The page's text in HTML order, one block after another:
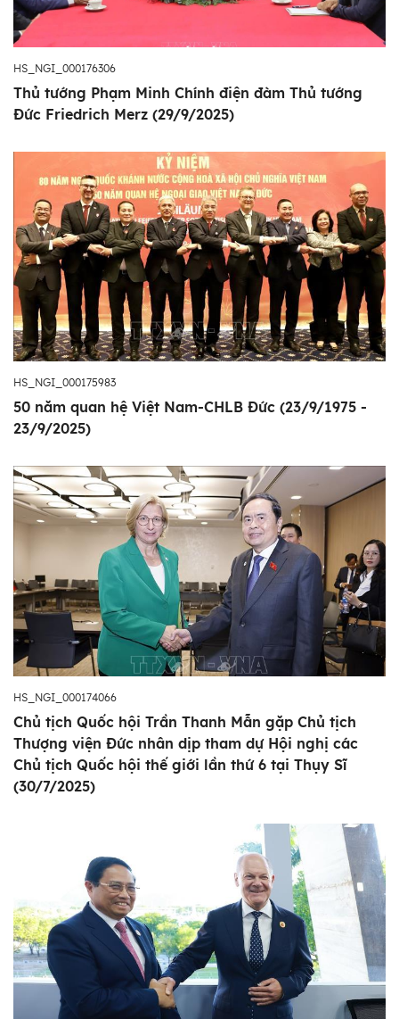
HS_NGI_000176306
Thủ tướng Phạm Minh Chính điện đàm Thủ tướng
Đức Friedrich Merz (29/9/2025)
HS_NGI_000175983
50 năm quan hệ Việt Nam-CHLB Đức (23/9/1975 -
23/9/2025)
HS_NGI_000174066
Chủ tịch Quốc hội Trần Thanh Mẫn gặp Chủ tịch
Thượng viện Đức nhân dịp tham dự Hội nghị các
Chủ tịch Quốc hội thế giới lần thứ 6 tại Thụy Sĩ
(30/7/2025)